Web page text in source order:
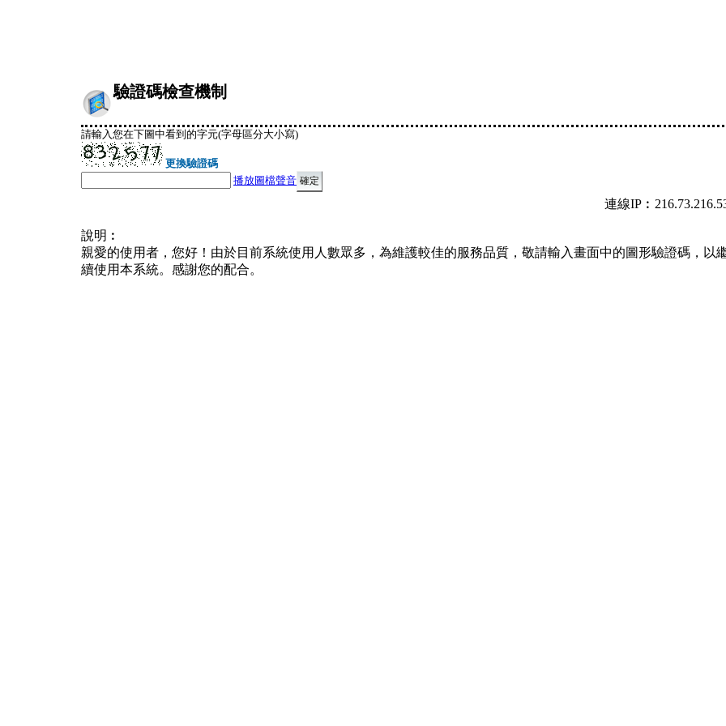
驗證碼檢查機制
請輸入您在下圖中看到的字元(字母區分大小寫)
更換驗證碼
播放圖檔聲音
連線
說明︰
親愛的使用者，您好！由於目前系統使用人數眾多，為維護較佳的服務品質，敬請輸入畫面中的圖形驗證碼，以
續使用本系統。感謝您的配合。